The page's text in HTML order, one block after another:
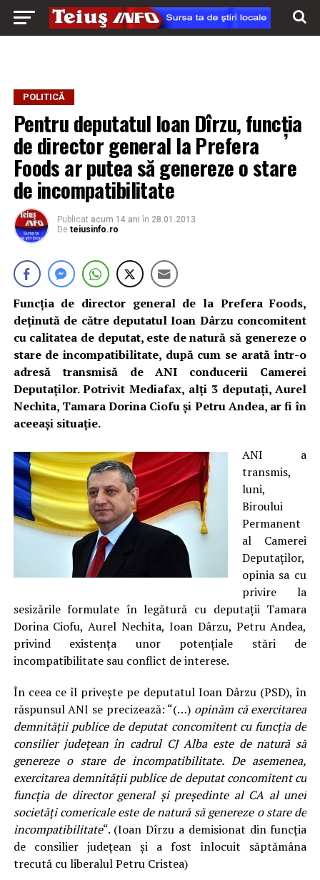
POLITICĂ
Pentru deputatul Ioan Dîrzu, funcția
de director general la Prefera
Foods ar putea să genereze o stare
de incompatibilitate
Publicat acum 14 ani în 28.01.2013
De teiusinfo.ro
Funcţia de director general de la Prefera Foods,
deținută de către deputatul Ioan Dârzu concomitent
cu calitatea de deputat, este de natură să genereze o
stare de incompatibilitate, după cum se arată într-o
adresă transmisă de ANI conducerii Camerei
Deputaților. Potrivit Mediafax, alți 3 deputați, Aurel
Nechita, Tamara Dorina Ciofu şi Petru Andea, ar fi în
aceeași situație.
ANI a
transmis,
luni,
Biroului
Permanent
al Camerei
Deputaţilor,
opinia sa cu
privire la
sesizările formulate în legătură cu deputaţii Tamara
Dorina Ciofu, Aurel Nechita, Ioan Dârzu, Petru Andea,
privind existenţa unor potenţiale stări de
incompatibilitate sau conflict de interese.
În ceea ce îl priveşte pe deputatul Ioan Dârzu (PSD), în
răspunsul ANI se precizează: “(…) opinăm că exercitarea
demnităţii publice de deputat concomitent cu funcţia de
consilier judeţean în cadrul CJ Alba este de natură să
genereze o stare de incompatibilitate. De asemenea,
exercitarea demnităţii publice de deputat concomitent cu
funcţia de director general şi preşedinte al CA al unei
societăţi comericale este de natură să genereze o stare de
incompatibilitate“. (Ioan Dîrzu a demisionat din funcția
de consilier județean și a fost înlocuit săptămâna
trecută cu liberalul Petru Cristea)